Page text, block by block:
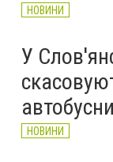
НОВИНИ
У
НОВИНИ